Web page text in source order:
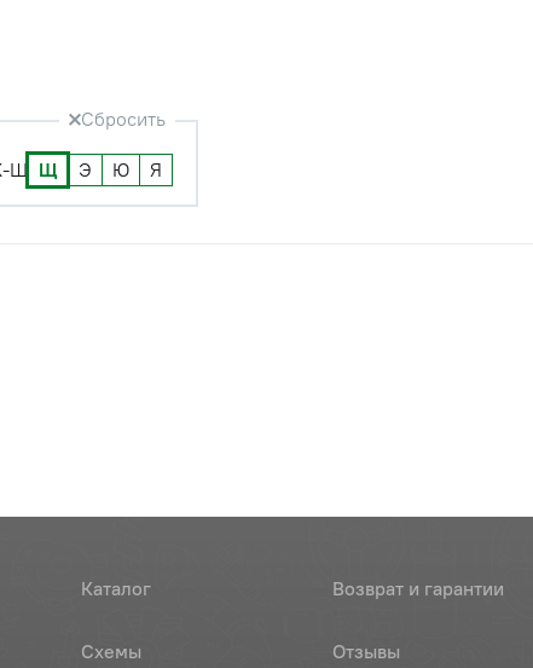
Сбросить
Ш Щ Э Ю Я
Каталог
Схемы
Возврат и гарантии
Отзывы